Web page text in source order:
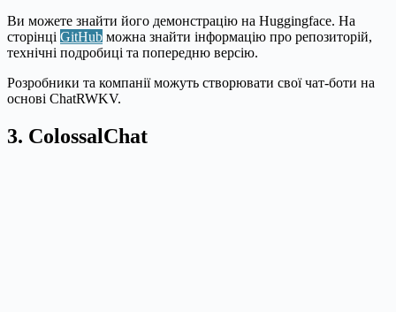
Ви можете знайти його демонстрацію на Huggingface. На
сторінці GitHub можна знайти інформацію про репозиторій,
технічні подробиці та попередню версію.
Розробники та компанії можуть створювати свої чат-боти на
основі ChatRWKV.
3. ColossalChat